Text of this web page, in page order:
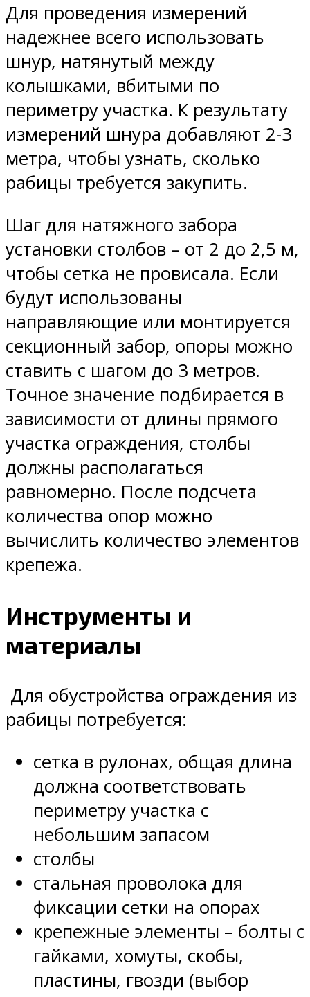
Для проведения измерений
надежнее всего использовать
шнур, натянутый между
колышками, вбитыми по
периметру участка. К результату
измерений шнура добавляют 2-3
метра, чтобы узнать, сколько
рабицы требуется закупить.
Шаг для натяжного забора
установки столбов – от 2 до 2,5 м,
чтобы сетка не провисала. Если
будут использованы
направляющие или монтируется
секционный забор, опоры можно
ставить с шагом до 3 метров.
Точное значение подбирается в
зависимости от длины прямого
участка ограждения, столбы
должны располагаться
равномерно. После подсчета
количества опор можно
вычислить количество элементов
крепежа.
Инструменты и
материалы
Для обустройства ограждения из
рабицы потребуется:
сетка в рулонах, общая длина
должна соответствовать
периметру участка с
небольшим запасом
столбы
стальная проволока для
фиксации сетки на опорах
крепежные элементы – болты с
гайками, хомуты, скобы,
пластины, гвозди (выбор